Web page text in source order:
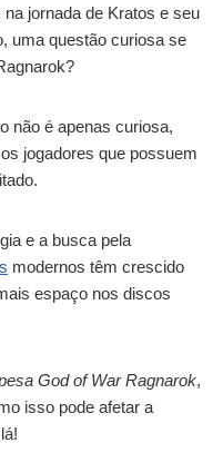
jornada de Kratos e seu
uma questão curiosa se
não é apenas curiosa,
jogadores que possuem
e a busca pela
modernos têm crescido
espaço nos discos
God of War Ragnarok,
isso pode afetar a